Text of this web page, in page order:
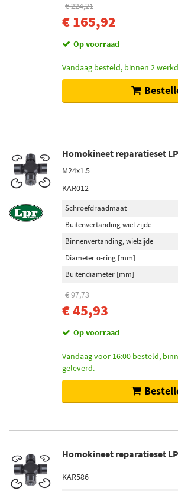
€ 224,21
€ 165,92
Op voorraad
Vandaag besteld, binnen 2
Homokineet reparatieset
M24x1.5
KAR012
Schroefdraadmaat
Buitenvertanding wiel zijde
Binnenvertanding, wielzijde
Diameter o-ring [mm]
Buitendiameter [mm]
€ 97,73
€ 45,93
Op voorraad
Vandaag voor 16:00 besteld,
geleverd.
Homokineet reparatieset
KAR586